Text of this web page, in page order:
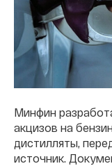
Минфин
акцизов на
дистилляты,
источник.